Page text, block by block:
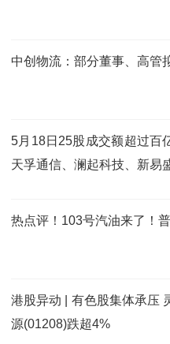
中创物流：部分董事、高管
5月18日25股成交额超过百
天孚通信、澜起科技、新易
热点评！103号汽油来了！
港股异动 | 有色股集体承压
源(01208)跌超4%